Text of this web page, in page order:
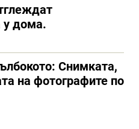
у дома.
Снимката,
на фотографите по